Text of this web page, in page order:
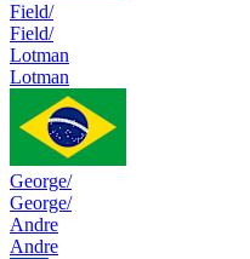
Field/
Field/
Lotman
Lotman
George/
George/
Andre
Andre